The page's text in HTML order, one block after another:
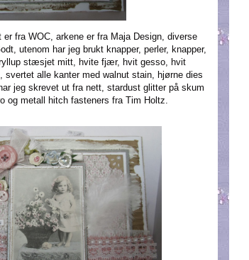
er fra WOC, arkene er fra Maja Design, diverse
utenom har jeg brukt knapper, perler, knapper,
stæsjet mitt, hvite fjær, hvit gesso, hvit
svertet alle kanter med walnut stain, hjørne dies
jeg skrevet ut fra nett, stardust glitter på skum
og metall hitch fasteners fra Tim Holtz.